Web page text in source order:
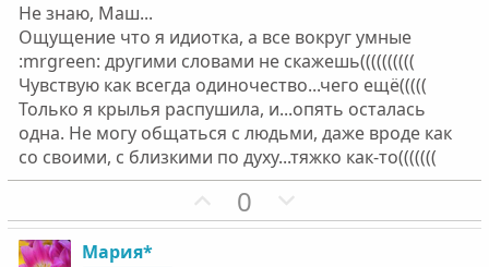
н
ы
й
г
о
л
о
н
ы
й
г
о
л
о
Не знаю, Маш...
Ощущение что я идиотка, а все вокруг умные
:mrgreen: другими словами не скажешь((((((((((
Чувствую как всегда одиночество...чего ещё(((((
Только я крылья распушила, и...опять осталась
одна. Не могу общаться с людьми, даже вроде как
со своими, с близкими по духу...тяжко как-то(((((((
П
о
0
е
Мария*